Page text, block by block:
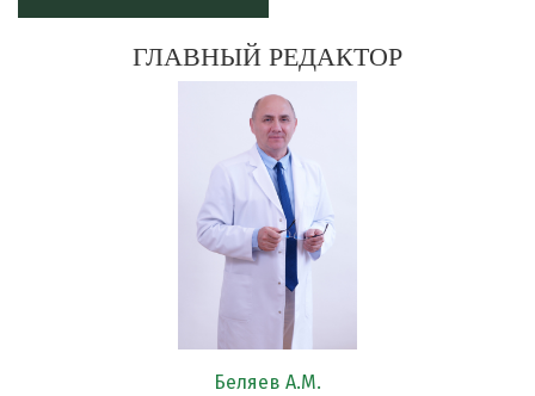
ГЛАВНЫЙ РЕДАКТОР
Беляев А.М.